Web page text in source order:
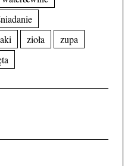
zioła
zupa